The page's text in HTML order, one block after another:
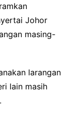
Johor
masing-
larangan
lain masih